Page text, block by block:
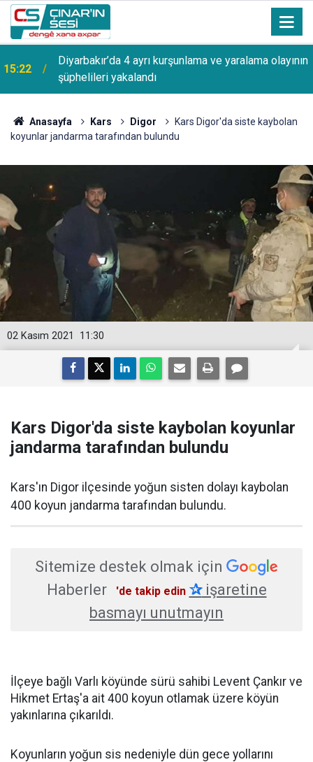
15:22
Diyarbakır’da 4 ayrı kurşunlama ve yaralama olayının
şüphelileri yakalandı
Anasayfa Kars Digor
Kars Digor'da siste kaybolan
koyunlar jandarma tarafından bulundu
11:30
02 Kasım 2021
Kars Digor'da siste kaybolan koyunlar
jandarma tarafından bulundu
Kars'ın Digor ilçesinde yoğun sisten dolayı kaybolan
400 koyun jandarma tarafından bulundu.
Sitemize destek olmak için
Haberler
'de takip edin ✰işaretine
basmayı unutmayın
İlçeye bağlı Varlı köyünde sürü sahibi Levent Çankır ve
Hikmet Ertaş'a ait 400 koyun otlamak üzere köyün
yakınlarına çıkarıldı.
Koyunların yoğun sis nedeniyle dün gece yollarını